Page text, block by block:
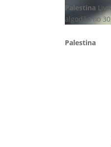
Palestina
algodão fio
Palestina